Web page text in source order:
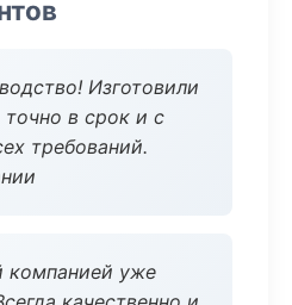
Изготовили
в срок и с
требований.
компанией уже